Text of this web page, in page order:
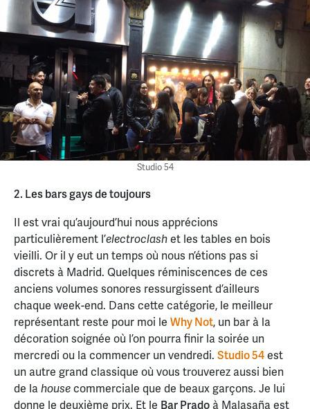
Studio 54
2. Les bars gays de toujours
Il est vrai qu’aujourd’hui nous apprécions
particulièrement l’electroclash et les tables en bois
vieilli. Or il y eut un temps où nous n’étions pas si
discrets à Madrid. Quelques réminiscences de ces
anciens volumes sonores ressurgissent d’ailleurs
chaque week-end. Dans cette catégorie, le meilleur
représentant reste pour moi le Why Not, un bar à la
décoration soignée où l’on pourra finir la soirée un
mercredi ou la commencer un vendredi. Studio 54est
un autre grand classique où vous trouverez aussi bien
de la house commerciale que de beaux garçons. Je lui
donne le deuxième prix. Et le Bar Prado à Malasaña est